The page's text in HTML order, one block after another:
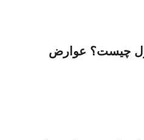
چیست؟ عوارض